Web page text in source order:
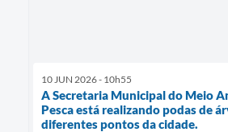
10 JUN 2026 - 10h55
A Secretaria Municipal do Meio
Pesca está realizando podas de
diferentes pontos da cidade.